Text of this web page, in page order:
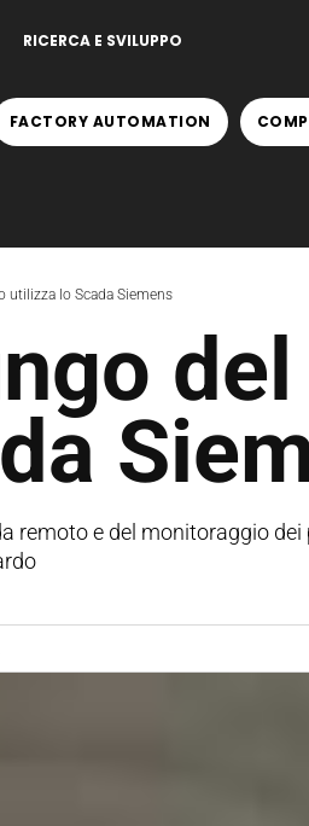
RICERCA E SVILUPPO
FACTORY AUTOMATION
utilizza lo Scada Siemens
remoto e del monitoraggio